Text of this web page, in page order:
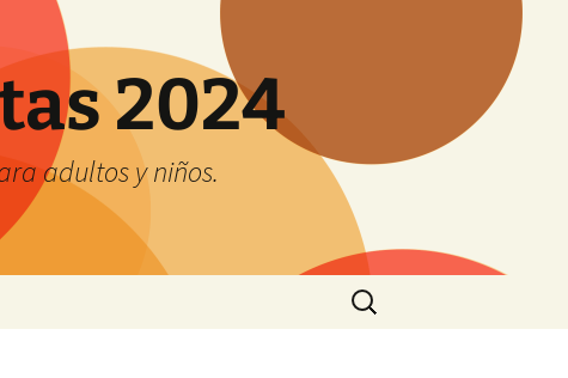
2024
adultos y niños.
Buscar: